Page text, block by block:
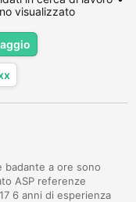
per informazioni grazie
visualizzato
badante a ore sono
ASP referenze
6 anni di esperienza